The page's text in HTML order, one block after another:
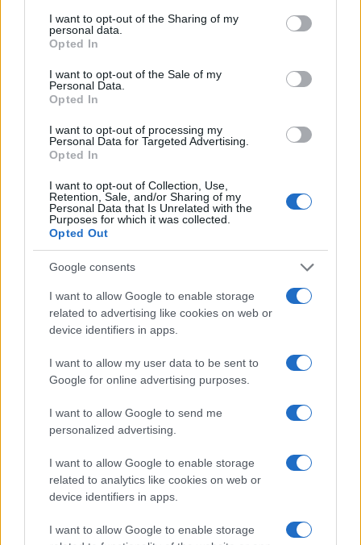
I want to opt-out of the Sharing of my
personal data.
Opted In
I want to opt-out of the Sale of my
Personal Data.
Opted In
I want to opt-out of processing my
Personal Data for Targeted Advertising.
Opted In
I want to opt-out of Collection, Use,
Retention, Sale, and/or Sharing of my
Personal Data that Is Unrelated with the
Purposes for which it was collected.
Opted Out
Google consents
I want to allow Google to enable storage
related to advertising like cookies on web or
device identifiers in apps.
I want to allow my user data to be sent to
Google for online advertising purposes.
I want to allow Google to send me
personalized advertising.
I want to allow Google to enable storage
related to analytics like cookies on web or
device identifiers in apps.
I want to allow Google to enable storage
Pedretti non andava interrogata
18 Gennaio 2024, 15:30
18 Gennaio 2024, 8:17